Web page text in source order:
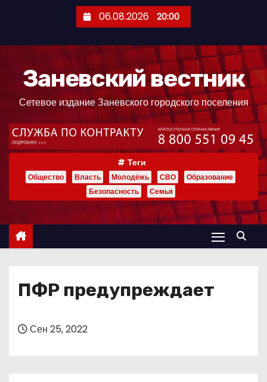
ж
06.08.2026 20:00
Заневский вестник
Сетевое издание Заневского городского поселения
Теги
Общество Власть Молодёжь СВО
Образование
Безопасность
Семья
ПФР предупреждает
Сен 25, 2022